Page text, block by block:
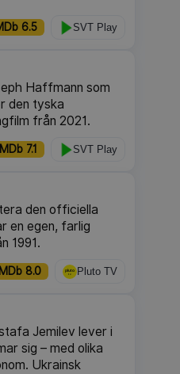
6.5 SVT Play
Haffmann som
den tyska
från 2021.
7.1 SVT Play
den officiella
en egen, farlig
1991.
8.0 Pluto TV
Jemilev lever i
sig – med olika
Ukrainsk